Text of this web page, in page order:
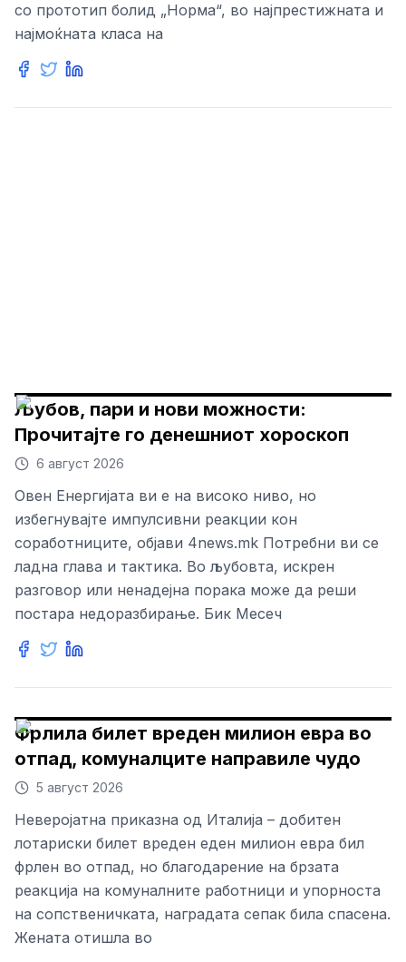
со прототип болид „Норма“, во најпрестижната и
најмоќната класа на
Љубов, пари и нови можности:
Прочитајте го денешниот хороскоп
6 август 2026
Овен Енергијата ви е на високо ниво, но
избегнувајте импулсивни реакции кон
соработниците, објави 4news.mk Потребни ви се
ладна глава и тактика. Во љубовта, искрен
разговор или ненадејна порака може да реши
постара недоразбирање. Бик Месеч
Фрлила билет вреден милион евра во
отпад, комуналците направиле чудо
5 август 2026
Неверојатна приказна од Италија – добитен
лотариски билет вреден еден милион евра бил
фрлен во отпад, но благодарение на брзата
реакција на комуналните работници и упорноста
на сопственичката, наградата сепак била спасена.
Жената отишла во